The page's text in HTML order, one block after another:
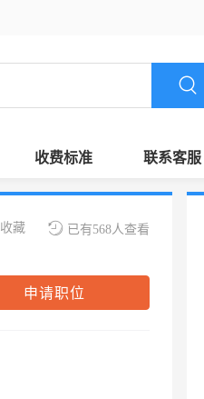
收费标准 联系客服
已有568人查看
收藏
申请职位